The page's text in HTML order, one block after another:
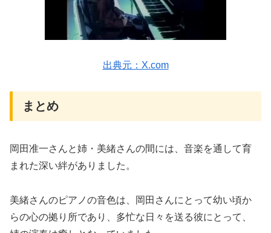
出典元：X.com
まとめ
岡田准一さんと姉・美緒さんの間には、音楽を通して育
まれた深い絆がありました。
美緒さんのピアノの音色は、岡田さんにとって幼い頃か
らの心の拠り所であり、多忙な日々を送る彼にとって、